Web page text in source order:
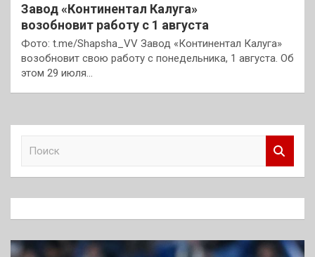
Завод «Континентал Калуга»
возобновит работу с 1 августа
Фото: t.me/Shapsha_VV Завод «Континентал Калуга»
возобновит свою работу с понедельника, 1 августа. Об
этом 29 июля…
к